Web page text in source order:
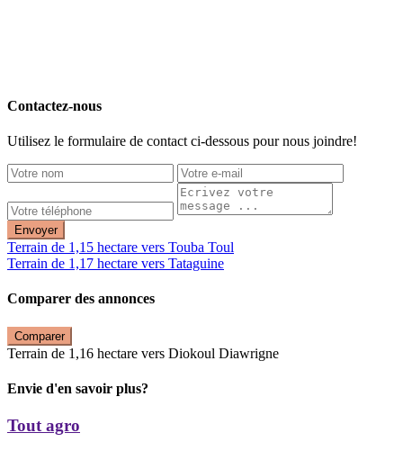
Contactez-nous
Utilisez le formulaire de contact ci-dessous pour nous joindre!
Envoyer
Terrain de 1,15 hectare vers Touba Toul
Terrain de 1,17 hectare vers Tataguine
Comparer des annonces
Comparer
Terrain de 1,16 hectare vers Diokoul Diawrigne
Envie d'en savoir plus?
Tout agro